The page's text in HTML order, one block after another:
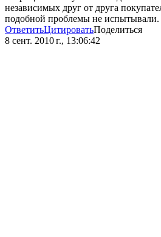
независимых друг от друга
подобной проблемы не испытывали.
ОтветитьЦитироватьПоделиться
8 сент. 2010 г., 13:06:42